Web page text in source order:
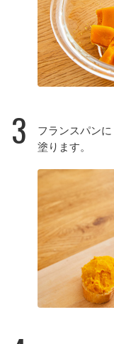
3
フランスパン
塗ります。